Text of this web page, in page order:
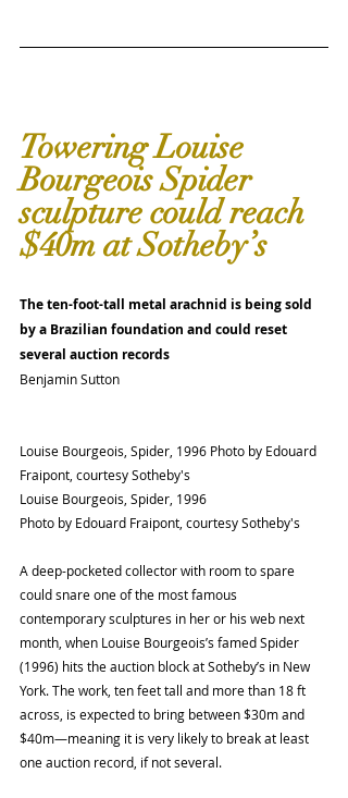
Towering Louise
Bourgeois Spider
sculpture could reach
$40m at Sotheby’s
The ten-foot-tall metal arachnid is being sold
by a Brazilian foundation and could reset
several auction records
Benjamin Sutton
Louise Bourgeois, Spider, 1996 Photo by Edouard
Fraipont, courtesy Sotheby's
Louise Bourgeois, Spider, 1996
Photo by Edouard Fraipont, courtesy Sotheby's
A deep-pocketed collector with room to spare
could snare one of the most famous
contemporary sculptures in her or his web next
month, when Louise Bourgeois’s famed Spider
(1996) hits the auction block at Sotheby’s in New
York. The work, ten feet tall and more than 18 ft
across, is expected to bring between $30m and
$40m—meaning it is very likely to break at least
one auction record, if not several.